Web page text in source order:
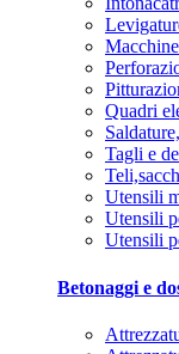
Quadri
Tagli e
Utensili
Utensili
Utensili
Betonaggi e